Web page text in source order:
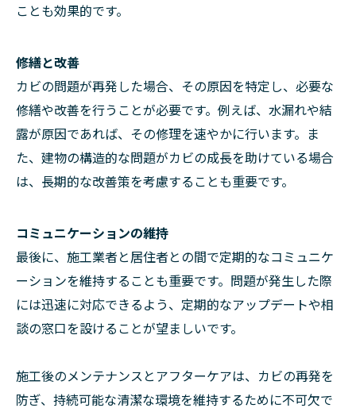
ことも効果的です。
修繕と改善
カビの問題が再発した場合、その原因を特定し、必要な
修繕や改善を行うことが必要です。例えば、水漏れや結
露が原因であれば、その修理を速やかに行います。ま
た、建物の構造的な問題がカビの成長を助けている場合
は、長期的な改善策を考慮することも重要です。
コミュニケーションの維持
最後に、施工業者と居住者との間で定期的なコミュニケ
ーションを維持することも重要です。問題が発生した際
には迅速に対応できるよう、定期的なアップデートや相
談の窓口を設けることが望ましいです。
施工後のメンテナンスとアフターケアは、カビの再発を
防ぎ、持続可能な清潔な環境を維持するために不可欠で